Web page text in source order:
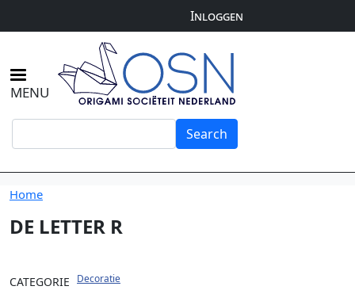
Overslaan en naar de inhoud gaanUser
account
menu
Inloggen
MENU
Search
Home
DE LETTER R
CATEGORIE Decoratie